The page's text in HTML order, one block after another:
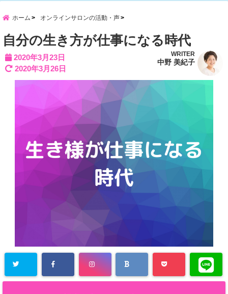
ホーム オンラインサロンの活動・声
自分の生き方が仕事になる時代
2020年3月23日
2020年3月26日
WRITER
中野 美紀子